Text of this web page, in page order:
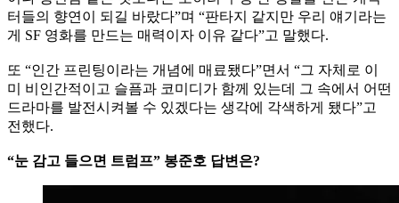
터들의 향연이 되길 바랐다”며 “판타지 같지만 우리 얘기라는
게 SF 영화를 만드는 매력이자 이유 같다”고 말했다.
또 “인간 프린팅이라는 개념에 매료됐다”면서 “그 자체로 이
미 비인간적이고 슬픔과 코미디가 함께 있는데 그 속에서 어떤
드라마를 발전시켜볼 수 있겠다는 생각에 각색하게 됐다”고
전했다.
“눈 감고 들으면 트럼프” 봉준호 답변은?